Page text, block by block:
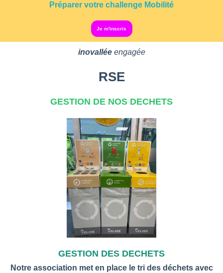
Préparer votre challenge Mobilité
Je m'inscris
inovallée engagée
RSE
GESTION DE NOS DECHETS
GESTION DES DECHETS
Notre association met en place le tri des déchets avec